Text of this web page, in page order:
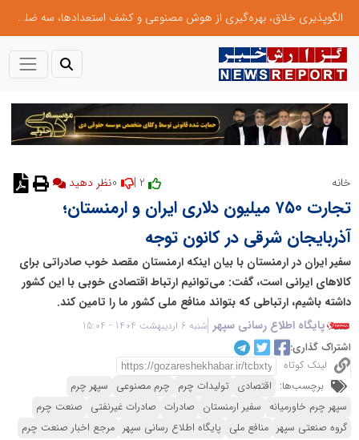
الگوپذیری خلاق، بهره‌گیری از هوش مصنوعی و کشف استعدادها، سه ضلع موفقیت جوانان کارآفرین
خانه نظر دهید
تجارت ۷۵۰ میلیون دلاری ایران و ارمنستان؛
آذربایجان شرقی در کانون توجه
سفیر ایران در ارمنستان با بیان اینکه ارمنستان مقصد خوب صادراتی برای
کالاهای ایرانی است، گفت: می‌توانیم ارتباط اقتصادی خوبی با این کشور
داشته باشیم، ارتباطی که بتواند منافع ملی کشور ما را تامین کند.
پایگاه اطلاع رسانی سپهر شنبه 6 اردیبهشت 1404 - 15:04
اشتراک گذاری:
لینک کوتاه
برچسب‌ها: اقتصادی تولیدات چرم چرم مصنوعی سپهر چرم
سپهر چرم خاورمیانه سفیر ارمنستان صادرات صادرات غیرنفتی صنعت چرم
گروه صنعتی سپهر منافع ملی پایگاه اطلاع رسانی سپهر مرجع اخبار صنعت چرم